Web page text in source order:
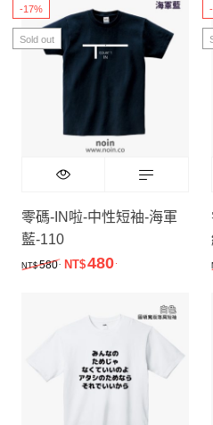
-17%
Sold out
零碼-IN啦-中性短袖-海軍
藍-110
NT$ 580. 原始價格：NT$580.。
NT$480目前價格：